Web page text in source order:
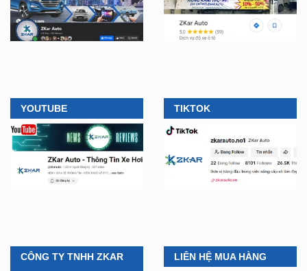
YOUTUBE TIKTOK
CÔNG TY TNHH ZKAR
LIÊN HỆ MUA HÀNG